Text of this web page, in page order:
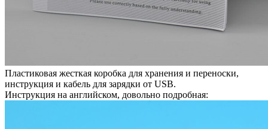
Пластиковая жесткая коробка для хранения и переноски,
инструкция и кабель для зарядки от USB.
Инструкция на английском, довольно подробная: